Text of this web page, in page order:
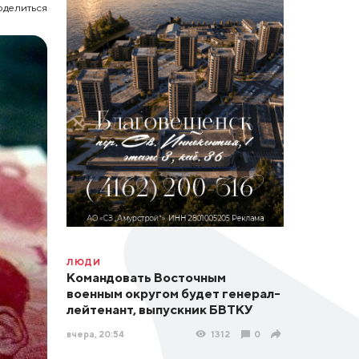
ЛЮДИ
Командовать Восточным
военным округом будет генерал-
лейтенант, выпускник БВТКУ
вчера, 20:54 1312 0